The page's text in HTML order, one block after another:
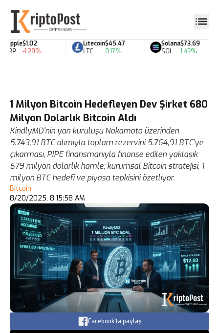
Ripple
XRP
$1.02
-1.20%
Litecoin
LTC
$45.47
0.17%
Solana
SOL
$73.69
1.43%
1 Milyon Bitcoin Hedefleyen Dev Şirket 680
Milyon Dolarlık Bitcoin Aldı
KindlyMD’nin yan kuruluşu Nakamoto üzerinden
5.743,91 BTC alımıyla toplam rezervini 5.764,91 BTC’ye
çıkarması, PIPE finansmanıyla finanse edilen yaklaşık
679 milyon dolarlık hamle; kurumsal Bitcoin stratejisi, 1
milyon BTC hedefi ve piyasa tepkisini özetliyor.
Bitcoin
8/20/2025, 8:15:58 AM
Facebook'ta paylaş